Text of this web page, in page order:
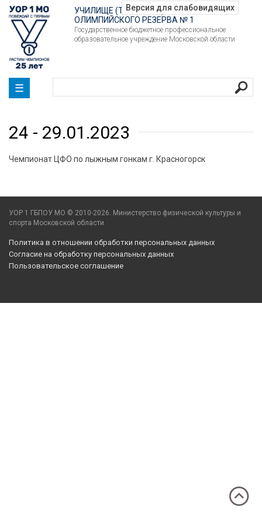
УЧИЛИЩЕ (ТЕХНИКУМ)
ОЛИМПИЙСКОГО РЕЗЕРВА № 1
Государственное бюджетное профессиональное
образовательное учреждение Московской области
☰
24 - 29.01.2023
Чемпионат ЦФО по лыжным гонкам г. Красногорск
УОР 1 ГБПОУ МО © 2010-2026. Министерство физической культуры и
спорта Московской области
Политика в отношении обработки персональных данных
Согласие на обработку персональных данных
Пользовательское соглашение